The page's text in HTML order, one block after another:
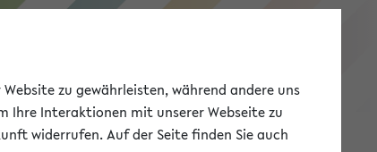
eKVV
zu gewährleisten, während andere uns
Ihre Interaktionen mit unserer Webseite zu
widerrufen. Auf der Seite finden Sie auch